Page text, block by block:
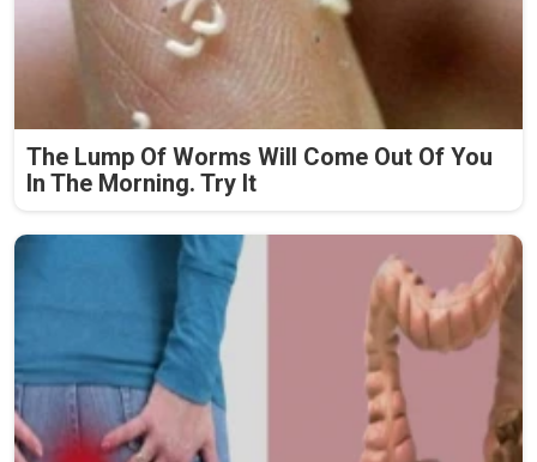
The Lump Of Worms Will Come Out Of You
In The Morning. Try It